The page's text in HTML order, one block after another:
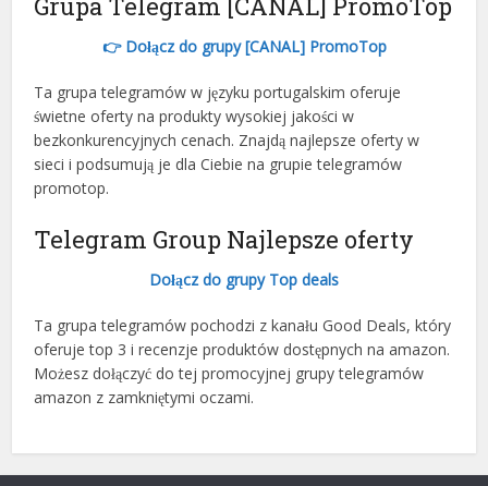
👉 Dołącz do grupy [CANAL] PromoTop
Ta grupa telegramów w języku portugalskim oferuje
świetne oferty na produkty wysokiej jakości w
bezkonkurencyjnych cenach. Znajdą najlepsze oferty w
sieci i podsumują je dla Ciebie na grupie telegramów
promotop.
Telegram Group Najlepsze oferty
Dołącz do grupy Top deals
Ta grupa telegramów pochodzi z kanału Good Deals, który
oferuje top 3 i recenzje produktów dostępnych na amazon.
Możesz dołączyć do tej promocyjnej grupy telegramów
amazon z zamkniętymi oczami.